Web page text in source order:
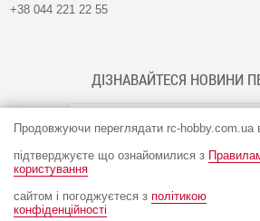
Продовжуючи переглядати rc-hobby.com.ua
підтверджуєте що ознайомилися з
користування
сайтом і погоджуєтеся з політикою
конфіденційності
+38 044 221 22 55
ДІЗНАВАЙТЕСЯ НОВИНИ
© Інтернет-магазин RC-HOBBY 2009